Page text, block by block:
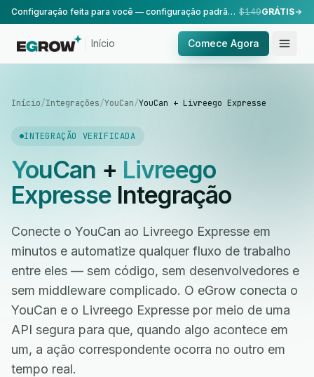
Configuração feita para você — configuração padrão, realizada pela nossa equipe. $149GRÁTIS
Início Comece Agora
Início/Integrações/YouCan/YouCan + Livreego Expresse
INTEGRAÇÃO VERIFICADA
YouCan + Livreego
ExpresseIntegração
Conecte o YouCan ao Livreego Expresse em
minutos e automatize qualquer fluxo de trabalho
entre eles — sem código, sem desenvolvedores e
sem middleware complicado. O eGrow conecta o
YouCan e o Livreego Expresse por meio de uma
API segura para que, quando algo acontece em
um, a ação correspondente ocorra no outro em
tempo real.